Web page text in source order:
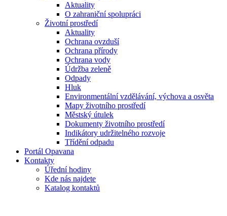
Aktuality
O zahraniční spolupráci
Životní prostředí
Aktuality
Ochrana ovzduší
Ochrana přírody
Ochrana vody
Údržba zeleně
Odpady
Hluk
Environmentální vzdělávání, výchova a osvěta
Mapy životního prostředí
Městský útulek
Dokumenty životního prostředí
Indikátory udržitelného rozvoje
Třídění odpadu
Portál Opavana
Kontakty
Úřední hodiny
Kde nás najdete
Katalog kontaktů